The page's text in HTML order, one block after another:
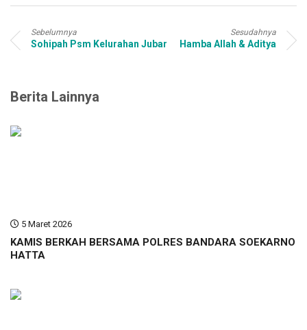
Sebelumnya
Sohipah Psm Kelurahan Jubar
Sesudahnya
Hamba Allah & Aditya
Berita Lainnya
5 Maret 2026
KAMIS BERKAH BERSAMA POLRES BANDARA SOEKARNO
HATTA